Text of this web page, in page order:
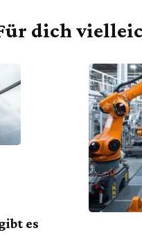
dich
es